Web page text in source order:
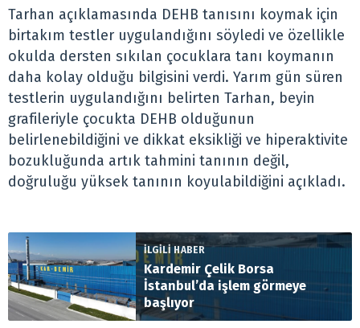
Tarhan açıklamasında DEHB tanısını koymak için
birtakım testler uygulandığını söyledi ve özellikle
okulda dersten sıkılan çocuklara tanı koymanın
daha kolay olduğu bilgisini verdi. Yarım gün süren
testlerin uygulandığını belirten Tarhan, beyin
grafileriyle çocukta DEHB olduğunun
belirlenebildiğini ve dikkat eksikliği ve hiperaktivite
bozukluğunda artık tahmini tanının değil,
doğruluğu yüksek tanının koyulabildiğini açıkladı.
İLGİLİ HABER
Kardemir Çelik Borsa
İstanbul’da işlem görmeye
başlıyor